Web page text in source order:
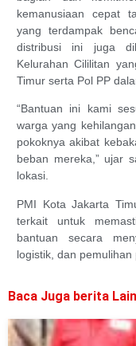
kemanusiaan cepat
yang terdampak
distribusi ini juga
Kelurahan Cililitan
Timur serta Pol PP
“Bantuan ini kami
warga yang
pokoknya akibat
beban mereka,” ujar
lokasi.
PMI Kota Jakarta
terkait untuk
bantuan secara
logistik, dan pemulihan
Baca Juga berita